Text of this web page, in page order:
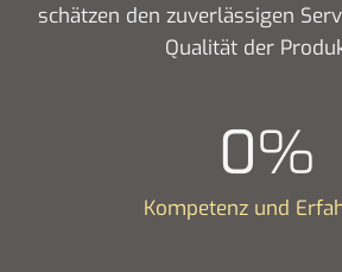
schätzen den zuverlässigen
Qualität der
0%
Kompetenz und